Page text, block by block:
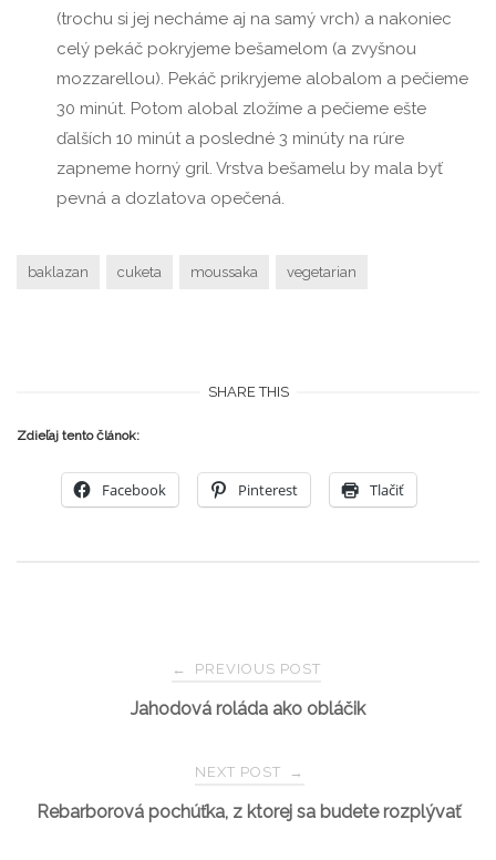
(trochu si jej necháme aj na samý vrch) a nakoniec
celý pekáč pokryjeme bešamelom (a zvyšnou
mozzarellou). Pekáč prikryjeme alobalom a pečieme
30 minút. Potom alobal zložíme a pečieme ešte
ďalších 10 minút a posledné 3 minúty na rúre
zapneme horný gril. Vrstva bešamelu by mala byť
pevná a dozlatova opečená.
baklazan cuketa moussaka vegetarian
SHARE THIS
Zdieľaj tento článok:
Facebook Pinterest Tlačiť
navigation
← PREVIOUS POST
Jahodová roláda ako obláčik
NEXT POST →
Rebarborová pochúťka, z ktorej sa budete rozplývať